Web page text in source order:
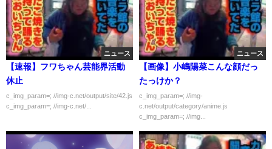
ニュース
【速報】フワちゃん芸能界活動
休止
c_img_param=; //img-c.net/output/site/42.js
c_img_param=; //img-c.net/...
ニュース
【画像】小嶋陽菜こんな顔だっ
たっけか？
c_img_param=; //img-
c.net/output/category/anime.js
c_img_param=; //img...